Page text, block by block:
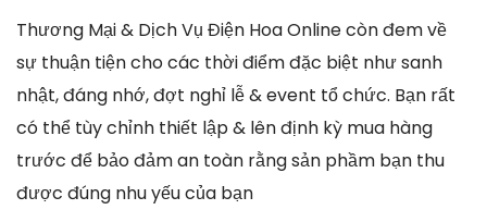
Thương Mại & Dịch Vụ Điện Hoa Online còn đem về
sự thuận tiện cho các thời điểm đặc biệt như sanh
nhật, đáng nhớ, đợt nghỉ lễ & event tổ chức. Bạn rất
có thể tùy chỉnh thiết lập & lên định kỳ mua hàng
trước để bảo đảm an toàn rằng sản phầm bạn thu
được đúng nhu yếu của bạn